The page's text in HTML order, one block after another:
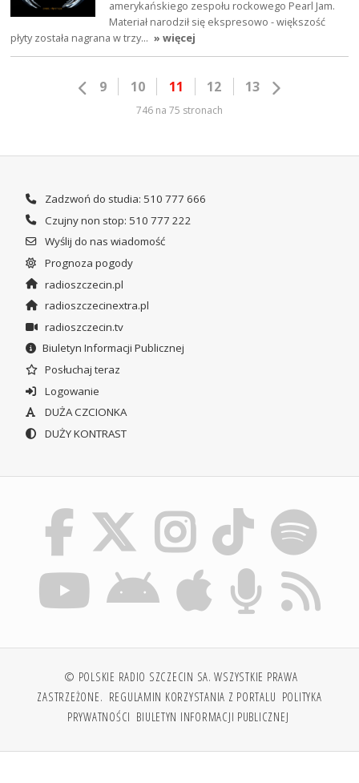
amerykańskiego zespołu rockowego Pearl Jam.
Materiał narodził się ekspresowo - większość
płyty została nagrana w trzy… » więcej
9 10 11 12 13
746 na 75 stronach
Zadzwoń do studia: 510 777 666
Czujny non stop: 510 777 222
Wyślij do nas wiadomość
Prognoza pogody
radioszczecin.pl
radioszczecinextra.pl
radioszczecin.tv
Biuletyn Informacji Publicznej
Posłuchaj teraz
Logowanie
DUŻA CZCIONKA
DUŻY KONTRAST
© POLSKIE RADIO SZCZECIN SA. WSZYSTKIE PRAWA
ZASTRZEŻONE. REGULAMIN KORZYSTANIA Z PORTALU POLITYKA
PRYWATNOŚCI BIULETYN INFORMACJI PUBLICZNEJ